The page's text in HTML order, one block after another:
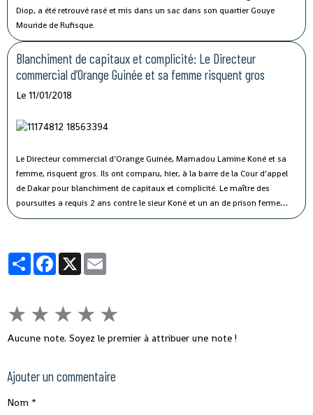
Diop, a été retrouvé rasé et mis dans un sac dans son quartier Gouye
Mouride de Rufisque.
Blanchiment de capitaux et complicité: Le Directeur
commercial d’Orange Guinée et sa femme risquent gros
Le 11/01/2018
Le Directeur commercial d’Orange Guinée, Mamadou Lamine Koné et sa
femme, risquent gros. Ils ont comparu, hier, à la barre de la Cour d’appel
de Dakar pour blanchiment de capitaux et complicité. Le maître des
poursuites a requis 2 ans contre le sieur Koné et un an de prison ferme
contre son épouse. Ils seront édifiés le 22 janvier prochain.
PartagerFacebook
X
★ ★ ★ ★ ★
Aucune note. Soyez le premier à attribuer une note !
Ajouter un commentaire
Nom